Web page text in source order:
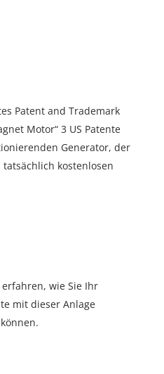
Patent and Trademark
Motor“ 3 US Patente
Generator, der
kostenlosen
erfahren, wie Sie Ihr
mit dieser Anlage